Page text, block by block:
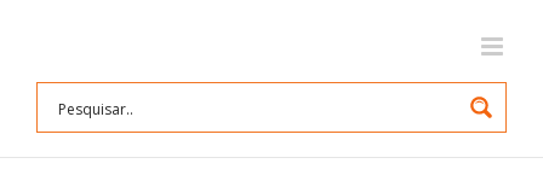
conteúdo